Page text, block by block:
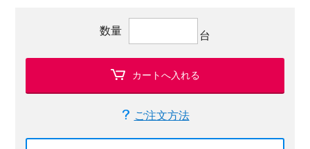
数量 台
カートへ入れる
ご注文方法